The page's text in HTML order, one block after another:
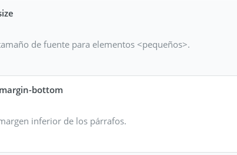
de fuente para elementos <pequeños>.
bottom
inferior de los párrafos.